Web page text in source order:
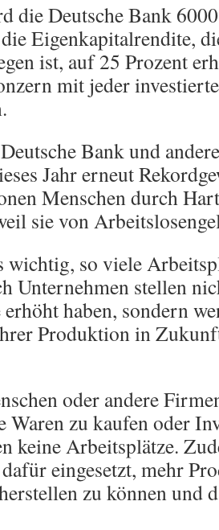
die Deutsche Bank
Eigenkapitalrendite,
ist, auf 25 Prozent
mit jeder
Bank und
Jahr erneut
Menschen durch
sie von
wichtig, so viele
Unternehmen stellen
haben, sondern
Produktion in
oder andere
Waren zu kaufen oder
keine Arbeitsplätze.
eingesetzt, mehr
zu können und